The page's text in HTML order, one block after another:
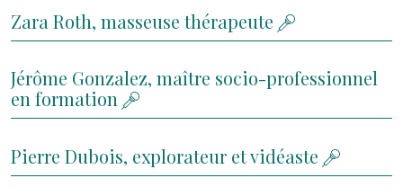
Zara Roth, masseuse thérapeute
Jérôme Gonzalez, maître socio-professionnel
en formation
Pierre Dubois, explorateur et vidéaste